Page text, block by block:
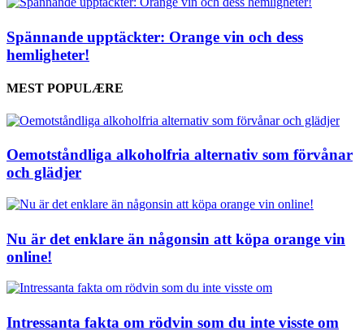
Spännande upptäckter: Orange vin och dess
hemligheter!
MEST POPULÆRE
Oemotståndliga alkoholfria alternativ som förvånar
och glädjer
Nu är det enklare än någonsin att köpa orange vin
online!
Intressanta fakta om rödvin som du inte visste om